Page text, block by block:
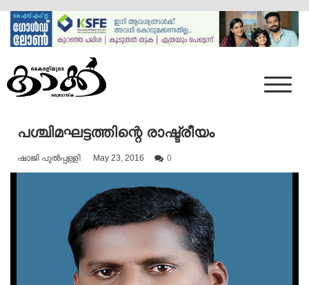
content
പശ്ചിമഘട്ടത്തിന്റെ രാഷ്ട്രീയം
ഷാജി പുൽപ്പള്ളി May 23, 2016 0